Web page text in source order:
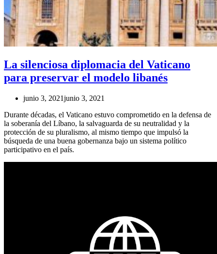
La silenciosa diplomacia del Vaticano
para preservar el modelo libanés
junio 3, 2021junio 3, 2021
Durante décadas, el Vaticano estuvo comprometido en la defensa de
la soberanía del Líbano, la salvaguarda de su neutralidad y la
protección de su pluralismo, al mismo tiempo que impulsó la
búsqueda de una buena gobernanza bajo un sistema político
participativo en el país.